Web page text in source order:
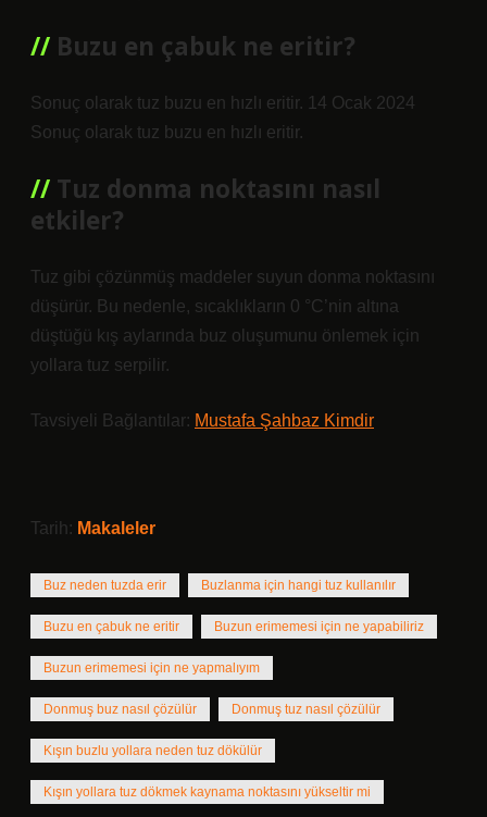
Buzu en çabuk ne eritir?
Sonuç olarak tuz buzu en hızlı eritir. 14 Ocak 2024
Sonuç olarak tuz buzu en hızlı eritir.
Tuz donma noktasını nasıl
etkiler?
Tuz gibi çözünmüş maddeler suyun donma noktasını
düşürür. Bu nedenle, sıcaklıkların 0 °C’nin altına
düştüğü kış aylarında buz oluşumunu önlemek için
yollara tuz serpilir.
Tavsiyeli Bağlantılar: Mustafa Şahbaz Kimdir
Tarih: Makaleler
Buz neden tuzda erir Buzlanma için hangi tuz kullanılır
Buzu en çabuk ne eritir Buzun erimemesi için ne yapabiliriz
Buzun erimemesi için ne yapmalıyım
Donmuş buz nasıl çözülür Donmuş tuz nasıl çözülür
Kışın buzlu yollara neden tuz dökülür
Kışın yollara tuz dökmek kaynama noktasını yükseltir mi